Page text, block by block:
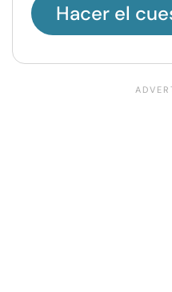
Hacer el